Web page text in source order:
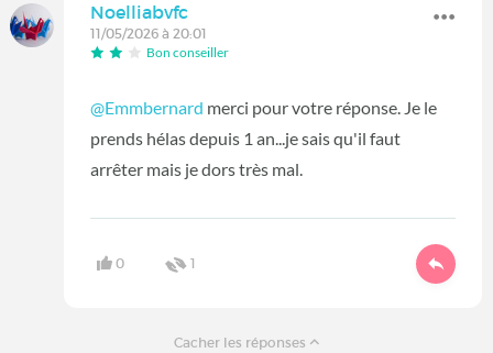
Noelliabvfc
11/05/2026 à 20:01
Bon conseiller
@Emmbernard merci pour votre réponse. Je le
prends hélas depuis 1 an...je sais qu'il faut
arrêter mais je dors très mal.
0 1
Cacher les réponses